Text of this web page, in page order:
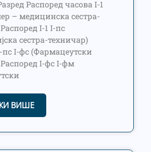
Распоред часова I-1
– медицинска сестра-
I-1 I-пс
сестра-техничар)
пс I-фс (Фармацеутски
I-фс I-фм
ВИШЕ